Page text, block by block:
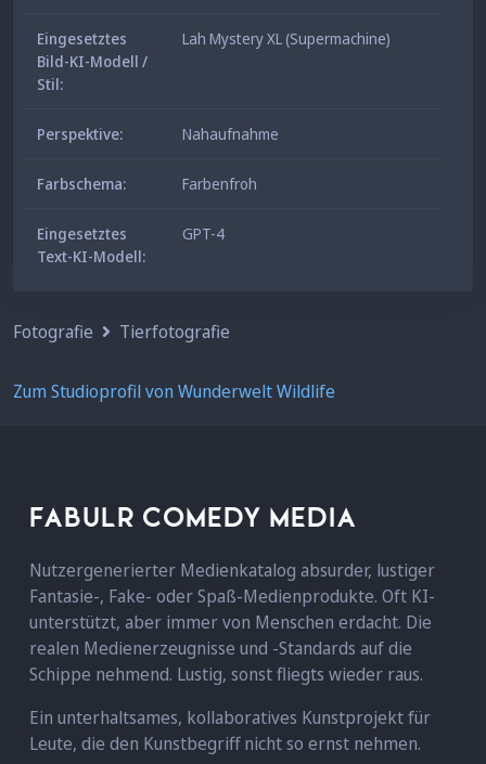
Eingesetztes
Bild-KI-Modell /
Stil:
Lah Mystery XL (Supermachine)
Perspektive: Nahaufnahme
Farbschema: Farbenfroh
Eingesetztes
Text-KI-Modell:
GPT-4
Fotografie Tierfotografie
Zum Studioprofil von Wunderwelt Wildlife
FABULR COMEDY MEDIA
Nutzergenerierter Medienkatalog absurder, lustiger
Fantasie-, Fake- oder Spaß-Medienprodukte. Oft KI-
unterstützt, aber immer von Menschen erdacht. Die
realen Medienerzeugnisse und -Standards auf die
Schippe nehmend. Lustig, sonst fliegts wieder raus.
Ein unterhaltsames, kollaboratives Kunstprojekt für
Leute, die den Kunstbegriff nicht so ernst nehmen.